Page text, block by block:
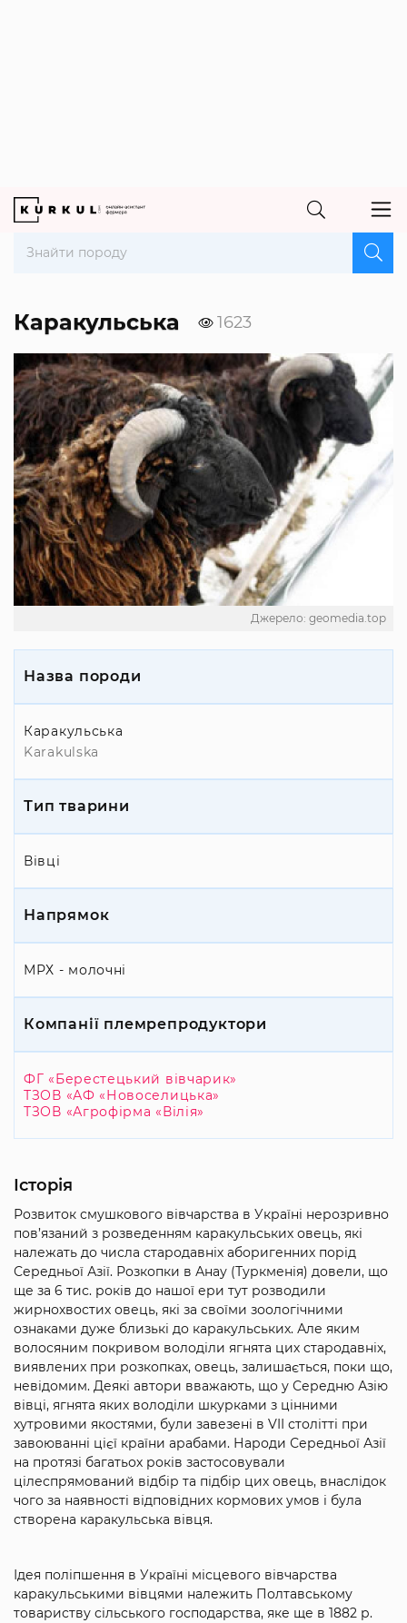
Каракульська 1623
Джерело: geomedia.top
Назва породи
Каракульська
Karakulska
Тип тварини
Вівці
Напрямок
МРХ - молочні
Компанії племрепродуктори
ФГ «Берестецький вівчарик»
ТЗОВ «АФ «Новоселицька»
ТЗОВ «Агрофірма «Вілія»
Історія
Розвиток смушкового вівчарства в Україні нерозривно
пов’язаний з розведенням каракульських овець, які
належать до числа стародавніх аборигенних порід
Середньої Азії. Розкопки в Анау (Туркменія) довели, що
ще за 6 тис. років до нашої ери тут розводили
жирнохвостих овець, які за своїми зоологічними
ознаками дуже близькі до каракульських. Але яким
волосяним покривом володіли ягнята цих стародавніх,
виявлених при розкопках, овець, залишається, поки що,
невідомим. Деякі автори вважають, що у Середню Азію
вівці, ягнята яких володіли шкурками з цінними
хутровими якостями, були завезені в VII столітті при
завоюванні цієї країни арабами. Народи Середньої Азії
на протязі багатьох років застосовували
цілеспрямований відбір та підбір цих овець, внаслідок
чого за наявності відповідних кормових умов і була
створена каракульська вівця.
Ідея поліпшення в Україні місцевого вівчарства
каракульськими вівцями належить Полтавському
товариству сільського господарства, яке ще в 1882 р.